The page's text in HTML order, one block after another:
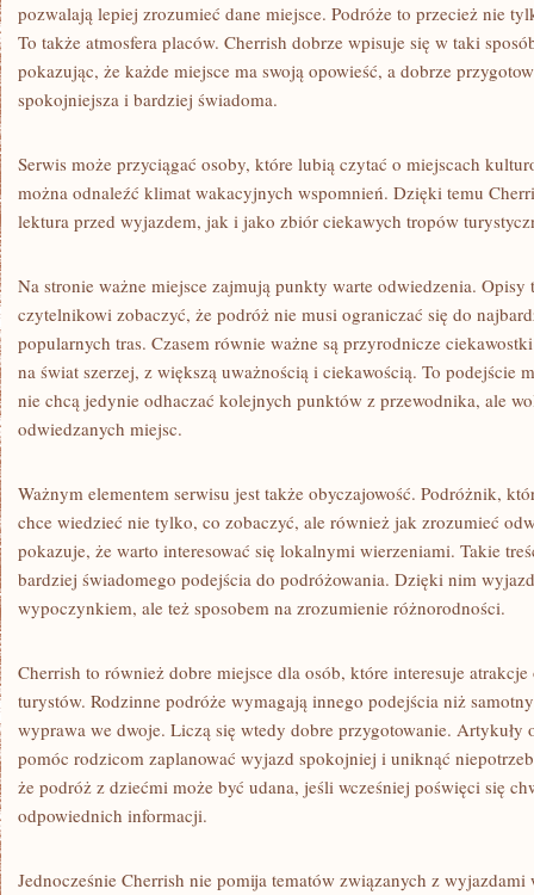
pozwalają lepiej zrozumieć dane miejsce. Podróże to przecież nie
To także atmosfera placów. Cherrish dobrze wpisuje się w taki
pokazując, że każde miejsce ma swoją opowieść, a dobrze
spokojniejsza i bardziej świadoma.
Serwis może przyciągać osoby, które lubią czytać o miejscach
można odnaleźć klimat wakacyjnych wspomnień. Dzięki temu
lektura przed wyjazdem, jak i jako zbiór ciekawych tropów
Na stronie ważne miejsce zajmują punkty warte odwiedzenia. Opisy
czytelnikowi zobaczyć, że podróż nie musi ograniczać się do
popularnych tras. Czasem równie ważne są przyrodnicze
na świat szerzej, z większą uważnością i ciekawością. To podejście
nie chcą jedynie odhaczać kolejnych punktów z przewodnika, ale
odwiedzanych miejsc.
Ważnym elementem serwisu jest także obyczajowość. Podróżnik,
chce wiedzieć nie tylko, co zobaczyć, ale również jak zrozumieć
pokazuje, że warto interesować się lokalnymi wierzeniami. Takie
bardziej świadomego podejścia do podróżowania. Dzięki nim
wypoczynkiem, ale też sposobem na zrozumienie różnorodności.
Cherrish to również dobre miejsce dla osób, które interesuje
turystów. Rodzinne podróże wymagają innego podejścia niż
wyprawa we dwoje. Liczą się wtedy dobre przygotowanie. Artykuły
pomóc rodzicom zaplanować wyjazd spokojniej i uniknąć
że podróż z dziećmi może być udana, jeśli wcześniej poświęci się
odpowiednich informacji.
Jednocześnie Cherrish nie pomija tematów związanych z